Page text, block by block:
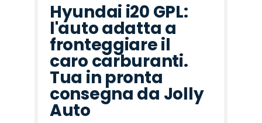
Hyundai i20 GPL:
l'auto adatta a
fronteggiare il
caro carburanti.
Tua in pronta
consegna da Jolly
Auto